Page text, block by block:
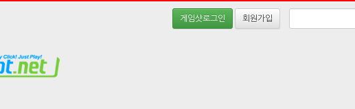
게임샷로그인 회원가입